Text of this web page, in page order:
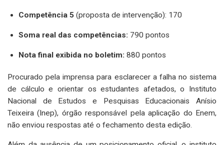
Competência 5 (proposta de intervenção): 170
Soma real das competências: 790 pontos
Nota final exibida no boletim: 880 pontos
Procurado pela imprensa para esclarecer a falha no sistema
de cálculo e orientar os estudantes afetados, o Instituto
Nacional de Estudos e Pesquisas Educacionais Anísio
Teixeira (Inep), órgão responsável pela aplicação do Enem,
não enviou respostas até o fechamento desta edição.